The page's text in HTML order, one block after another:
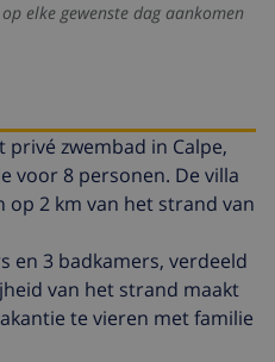
elke gewenste dag aankomen
zwembad in Calpe,
voor 8 personen. De villa
op 2 km van het strand van
en 3 badkamers, verdeeld
van het strand maakt
te vieren met familie